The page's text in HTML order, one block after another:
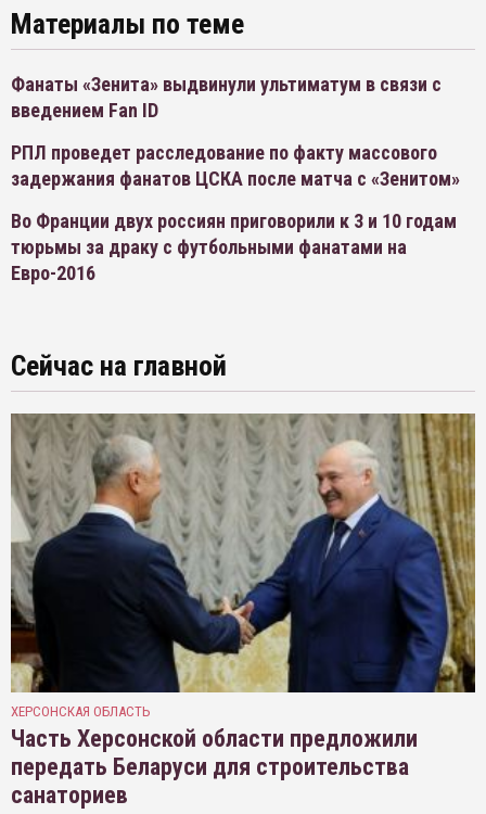
Материалы по теме
Фанаты «Зенита» выдвинули ультиматум в связи с
введением Fan ID
РПЛ проведет расследование по факту массового
задержания фанатов ЦСКА после матча с «Зенитом»
Во Франции двух россиян приговорили к 3 и 10 годам
тюрьмы за драку с футбольными фанатами на
Евро-2016
Сейчас на главной
ХЕРСОНСКАЯ ОБЛАСТЬ
Часть Херсонской области предложили
передать Беларуси для строительства
санаториев